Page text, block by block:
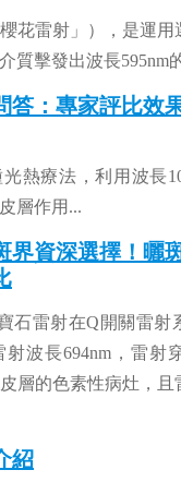
花雷射」），是運用
質擊發出波長595nm
答：專家評比效
熱療法，利用波長
層作用...
界資深選擇！曬
寶石雷射在Q開關雷
波長694nm，雷射
層的色素性病灶，且
紹